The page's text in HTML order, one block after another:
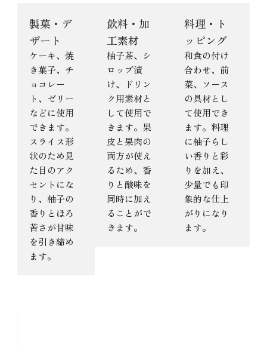
製菓・デ
ザート
ケーキ、焼
き菓子、チ
ョコレー
ト、ゼリー
などに使用
できます。
スライス形
状のため見
た目のアク
セントにな
り、柚子の
香りとほろ
苦さが甘味
を引き締め
ます。
飲料・加
工素材
柚子茶、シ
ロップ漬
け、ドリン
ク用素材と
して使用で
きます。果
皮と果肉の
両方が使え
るため、香
りと酸味を
同時に加え
ることがで
きます。
料理・ト
ッピング
和食の付け
合わせ、前
菜、ソース
の具材とし
て使用でき
ます。料理
に柚子らし
い香りと彩
りを加え、
少量でも印
象的な仕上
がりになり
ます。